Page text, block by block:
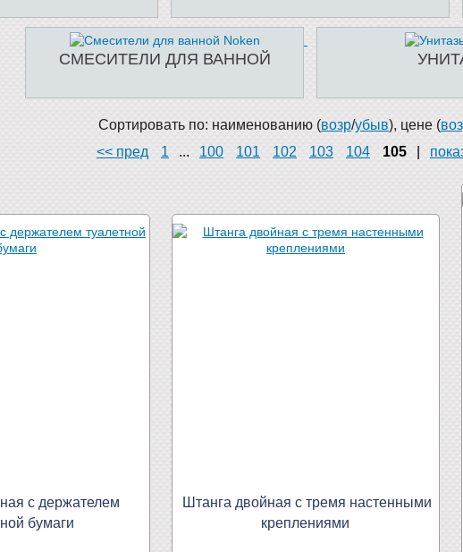
СМЕСИТЕЛИ ДЛЯ ВАННОЙ
Сортировать по: наименованию (возр/убыв), цене (
<< пред
1 ... 100 101 102 103 104 105
с держателем
бумаги
Штанга двойная с тремя настенными
креплениями